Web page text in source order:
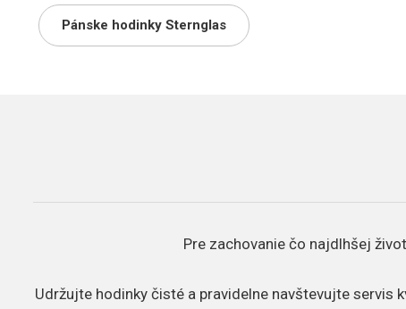
Pánske hodinky Sternglas
Pre zachovanie čo najdlhšej
Udržujte hodinky čisté a pravidelne navštevujte servis